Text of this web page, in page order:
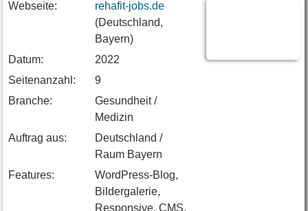
Webseite:
rehafit-jobs.de
(Deutschland,
Bayern)
Datum:
2022
Seitenanzahl:
9
Branche:
Gesundheit /
Medizin
Auftrag aus:
Deutschland /
Raum Bayern
Features:
WordPress-Blog,
Bildergalerie,
Responsive, CMS,